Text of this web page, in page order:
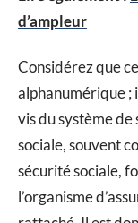
d’ampleur
Considérez que
alphanumérique ;
vis du système
sociale, souvent
sécurité sociale,
l’organisme